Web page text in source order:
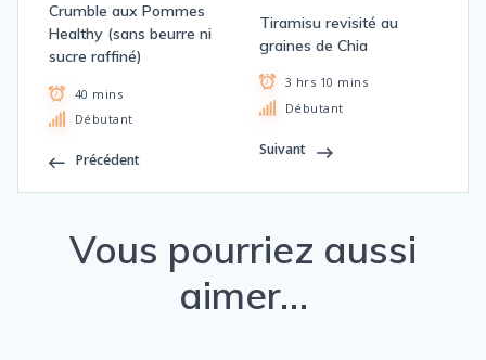
Crumble aux Pommes
Healthy (sans beurre ni
sucre raffiné)
40 mins
Débutant
Précédent
Tiramisu revisité au
graines de Chia
3 hrs 10 mins
Débutant
Suivant
Vous pourriez aussi
aimer…